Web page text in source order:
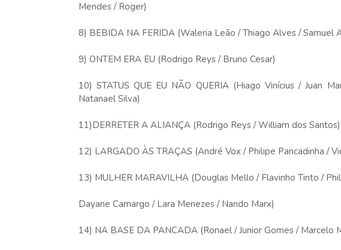
Mendes / Roger)
8) BEBIDA NA FERIDA (Waleria Leão / Thiago Alves / Samuel
9) ONTEM ERA EU (Rodrigo Reys / Bruno Cesar)
10) STATUS QUE EU NÃO QUERIA (Hiago Vinícius / Juan
Natanael Silva)
11)DERRETER A ALIANÇA (Rodrigo Reys / William dos Santos)
12) LARGADO ÀS TRAÇAS (André Vox / Philipe Pancadinha /
13) MULHER MARAVILHA (Douglas Mello / Flavinho Tinto /
Dayane Camargo / Lara Menezes / Nando Marx)
14) NA BASE DA PANCADA (Ronael / Junior Gomes / Marcelo